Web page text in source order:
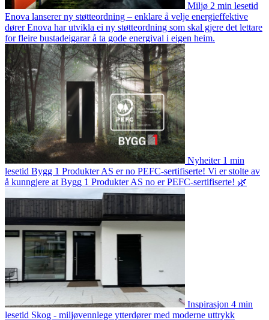
Miljø 2 min lesetid
Enova lanserer ny støtteordning – enklare å velje energieffektive
dørerEnova har utvikla ei ny støtteordning som skal gjere det lettare
for fleire bustadeigarar å ta gode energival i eigen heim.
Nyheiter 1 min
lesetid Bygg 1 Produkter AS er no PEFC-sertifiserte! Vi er stolte av
å kunngjere at Bygg 1 Produkter AS no er PEFC-sertifiserte! 🌿
Inspirasjon 4 min
lesetid Skog - miljøvennlege ytterdører med moderne uttrykk